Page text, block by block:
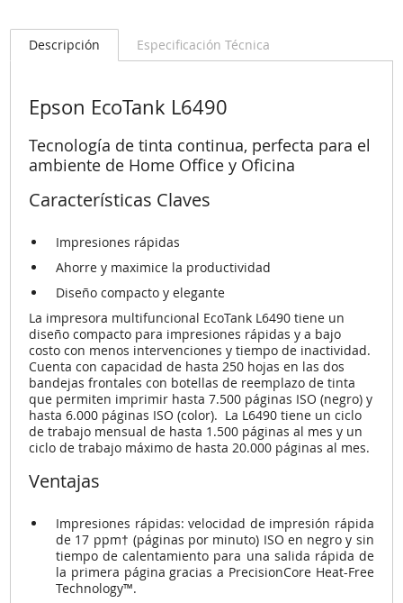
Descripción Especificación Técnica
Epson EcoTank L6490
Tecnología de tinta continua, perfecta para el
ambiente de Home Office y Oficina
Características Claves
Impresiones rápidas
Ahorre y maximice la productividad
Diseño compacto y elegante
La impresora multifuncional EcoTank L6490 tiene un
diseño compacto para impresiones rápidas y a bajo
costo con menos intervenciones y tiempo de inactividad.
Cuenta con capacidad de hasta 250 hojas en las dos
bandejas frontales con botellas de reemplazo de tinta
que permiten imprimir hasta 7.500 páginas ISO (negro) y
hasta 6.000 páginas ISO (color). La L6490 tiene un ciclo
de trabajo mensual de hasta 1.500 páginas al mes y un
ciclo de trabajo máximo de hasta 20.000 páginas al mes.
Ventajas
Impresiones rápidas: velocidad de impresión rápida
de 17 ppm† (páginas por minuto) ISO en negro y sin
tiempo de calentamiento para una salida rápida de
la primera página gracias a PrecisionCore Heat-Free
Technology™.